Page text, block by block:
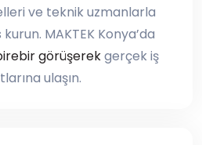
ve teknik uzmanlarla
MAKTEK Konya’da
görüşerekgerçek iş
ulaşın.